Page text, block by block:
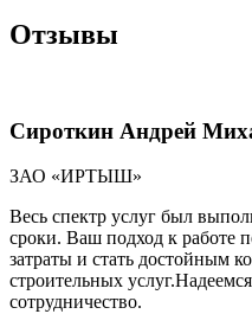
Отзывы
Сироткин Андрей
ЗАО «ИРТЫШ»
Весь спектр услуг был
сроки. Ваш подход к работе
затраты и стать достойным
строительных
сотрудничество.